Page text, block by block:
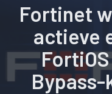
Fortinet
actieve